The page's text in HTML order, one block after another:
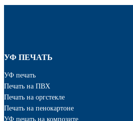
УФ ПЕЧАТЬ
УФ печать
Печать на ПВХ
Печать на оргстекле
Печать на пенокартоне
УФ печать на композите